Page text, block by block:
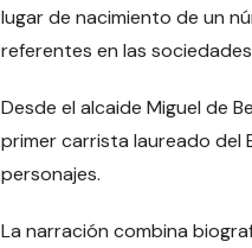
lugar de nacimiento de un
referentes en las
Desde el alcaide Miguel de
primer carrista laureado del
personajes.
La narración combina